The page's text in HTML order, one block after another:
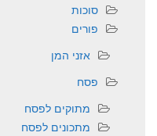
סוכות
פורים
אזני המן
פסח
מתוקים לפסח
מתכונים לפסח